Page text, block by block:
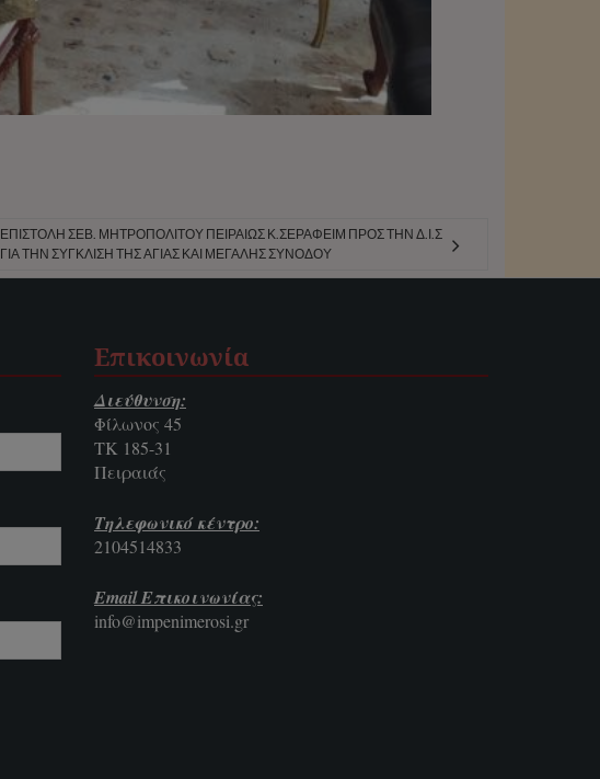
ΕΠΙΣΤΟΛΉ ΣΕΒ. ΜΗΤΡΟΠΟΛΊΤΟΥ ΠΕΙΡΑΙΏΣ Κ.ΣΕΡΑΦΕΊΜ ΠΡΟΣ ΤΗΝ Δ.Ι.Σ
ΓΙΑ ΤΗΝ ΣΎΓΚΛΙΣΗ ΤΗΣ ΑΓΊΑΣ ΚΑΙ ΜΕΓΆΛΗΣ ΣΥΝΌΔΟΥ
Επικοινωνία
Διεύθυνση:
Φίλωνος 45
ΤΚ 185-31
Πειραιάς
Τηλεφωνικό κέντρο:
2104514833
Email Επικοινωνίας:
info@impenimerosi.gr